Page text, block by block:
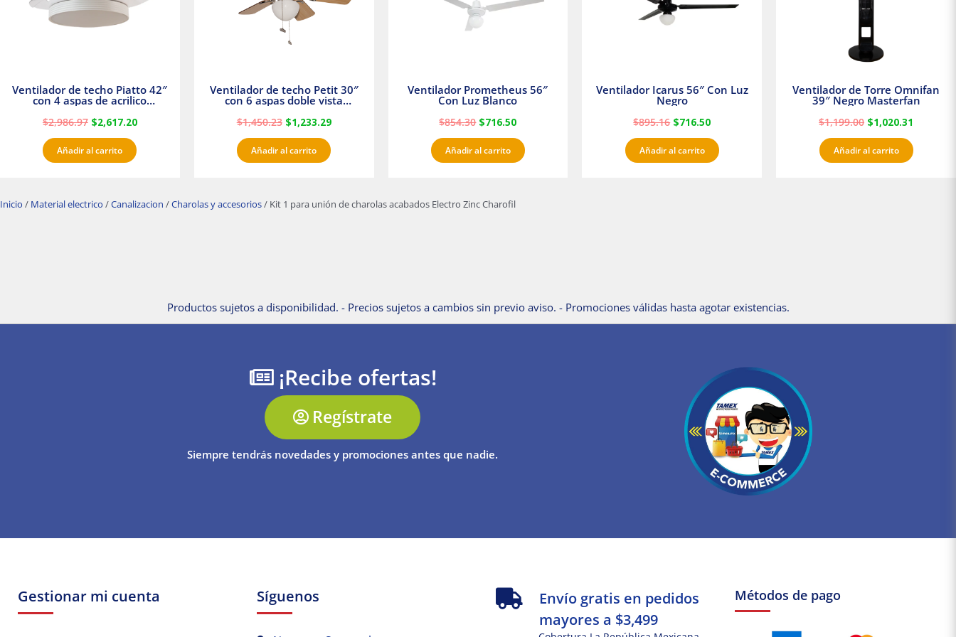
Ventilador de techo Piatto 42″
con 4 aspas de acrilico
$2,986.97 $2,617.20
Añadir al carrito
Ventilador de techo Petit 30″
con 6 aspas doble vista
$1,450.23 $1,233.29
Añadir al carrito
Ventilador Prometheus 56″
Con Luz Blanco
$854.30 $716.50
Añadir al carrito
Ventilador Icarus 56″ Con Luz
Negro
$895.16 $716.50
Añadir al carrito
Ventilador de Torre Omnifan
39″ Negro Masterfan
$1,199.00 $1,020.31
Añadir al carrito
Inicio / Material electrico /Canalizacion /Charolas y accesorios/ Kit 1 para unión de charolas acabados Electro Zinc Charofil
Productos sujetos a disponibilidad. - Precios sujetos a cambios sin previo aviso. - Promociones válidas hasta agotar existencias.
¡Recibe ofertas!
Regístrate
Siempre tendrás novedades y promociones antes que nadie.
Gestionar mi cuenta Síguenos
Envío gratis en pedidos
mayores a $3,499
Métodos de pago